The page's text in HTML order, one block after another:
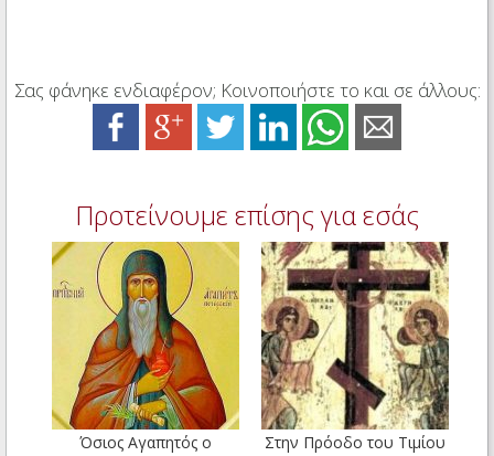
Σας φάνηκε ενδιαφέρον; Κοινοποιήστε το και σε άλλους:
Προτείνουμε επίσης για εσάς
Όσιος Αγαπητός ο
Στην Πρόοδο του Τιμίου